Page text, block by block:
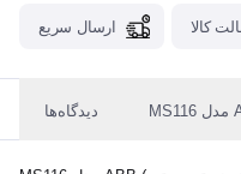
کالا ارسال سریع
دیدگاه‌ها